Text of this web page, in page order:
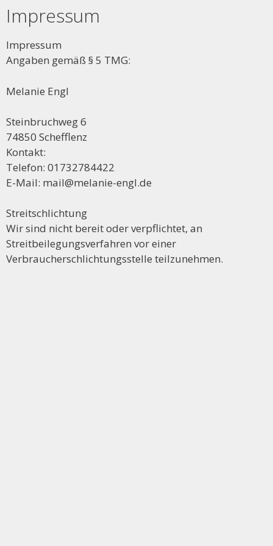
Impressum
Impressum
Angaben gemäß § 5 TMG:
Melanie Engl
Steinbruchweg 6
74850 Schefflenz
Kontakt:
Telefon: 01732784422
E-Mail: mail@melanie-engl.de
Streitschlichtung
Wir sind nicht bereit oder verpflichtet, an
Streitbeilegungsverfahren vor einer
Verbraucherschlichtungsstelle teilzunehmen.